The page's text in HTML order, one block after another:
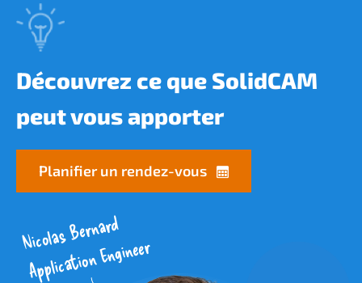
Découvrez ce que SolidCAM
peut vous apporter
Planifier un rendez-vous
Nicolas Bernard
Application Engineer